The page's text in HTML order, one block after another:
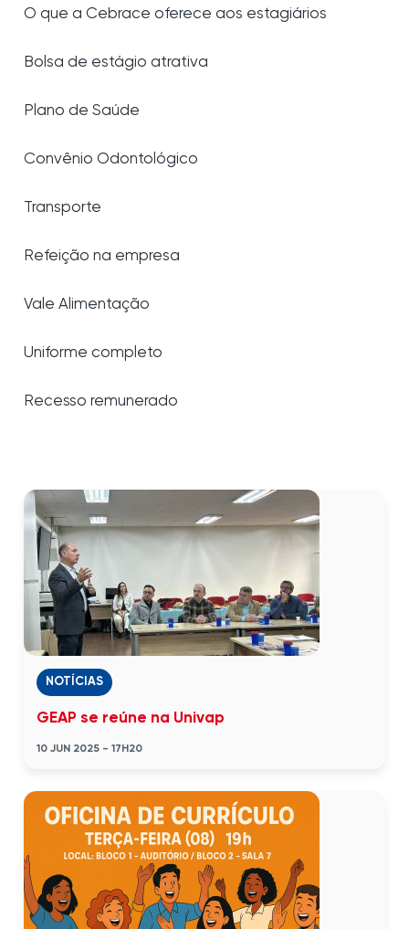
O que a Cebrace oferece aos estagiários
Bolsa de estágio atrativa
Plano de Saúde
Convênio Odontológico
Transporte
Refeição na empresa
Vale Alimentação
Uniforme completo
Recesso remunerado
NOTÍCIAS
GEAP se reúne na Univap
10 JUN 2025 - 17H20